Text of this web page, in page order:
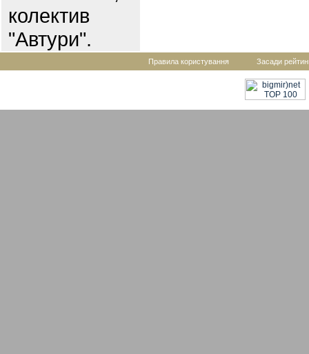
колектив
"Автури".
Правила користування Засади